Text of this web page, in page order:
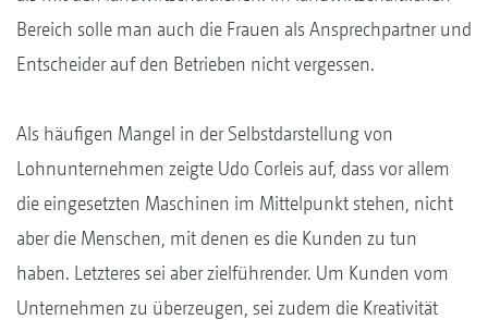
Bereich solle man auch die Frauen als Ansprechpartner und
Entscheider auf den Betrieben nicht vergessen.
Als häufigen Mangel in der Selbstdarstellung von
Lohnunternehmen zeigte Udo Corleis auf, dass vor allem
die eingesetzten Maschinen im Mittelpunkt stehen, nicht
aber die Menschen, mit denen es die Kunden zu tun
haben. Letzteres sei aber zielführender. Um Kunden vom
Unternehmen zu überzeugen, sei zudem die Kreativität